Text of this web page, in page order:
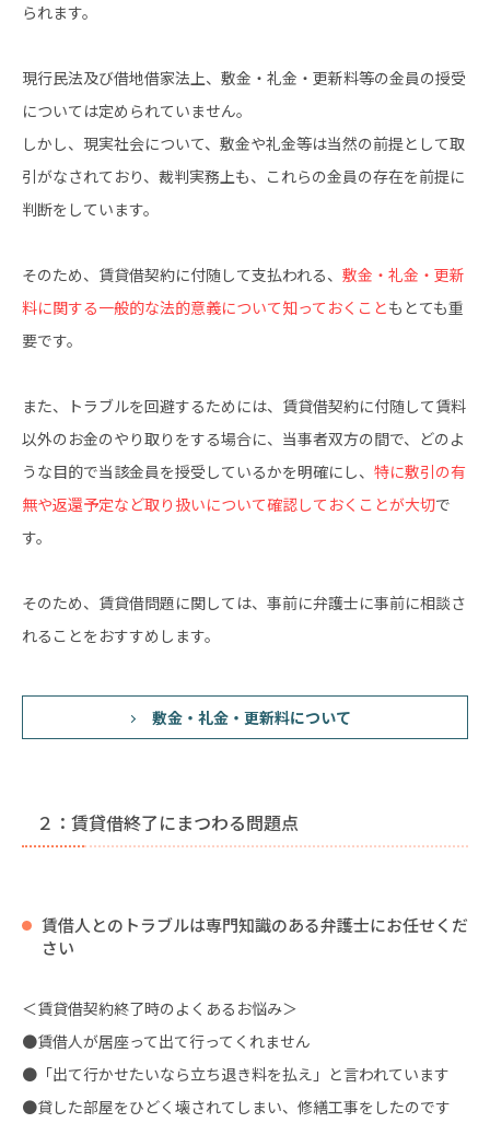
られます。
現行民法及び借地借家法上、敷金・礼金・更新料等の金員の授受
については定められていません。
しかし、現実社会について、敷金や礼金等は当然の前提として取
引がなされており、裁判実務上も、これらの金員の存在を前提に
判断をしています。
そのため、賃貸借契約に付随して支払われる、 敷金・礼金・更新
料に関する一般的な法的意義について知っておくこともとても重
要です。
また、トラブルを回避するためには、賃貸借契約に付随して賃料
以外のお金のやり取りをする場合に、当事者双方の間で、どのよ
うな目的で当該金員を授受しているかを明確にし、 特に敷引の有
無や返還予定など取り扱いについて確認しておくことが大切で
す。
そのため、賃貸借問題に関しては、事前に弁護士に事前に相談さ
れることをおすすめします。
敷金・礼金・更新料について
２：賃貸借終了にまつわる問題点
賃借人とのトラブルは専門知識のある弁護士にお任せくだ
さい
＜賃貸借契約終了時のよくあるお悩み＞
●賃借人が居座って出て行ってくれません
●「出て行かせたいなら立ち退き料を払え」と言われています
●貸した部屋をひどく壊されてしまい、修繕工事をしたのです